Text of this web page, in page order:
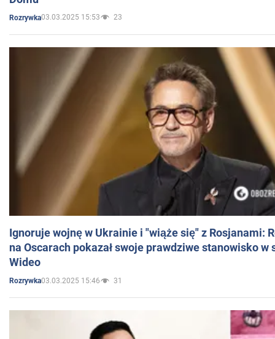
Rozrywka03.03.2025 15:53 23
Ignoruje wojnę w Ukrainie i "wiąże się" z Rosjanami:
na Oscarach pokazał swoje prawdziwe stanowisko w
Wideo
Rozrywka03.03.2025 15:46 31